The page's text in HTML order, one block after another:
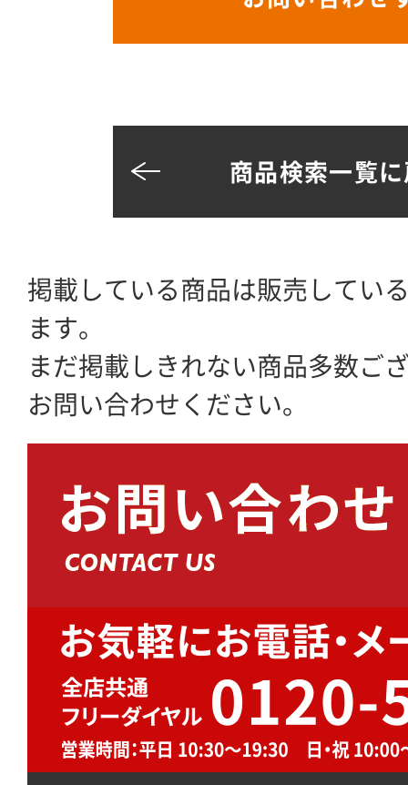
商品検索一覧
掲載している商品は販売してい
ます。
まだ掲載しきれない商品多数ご
お問い合わせください。